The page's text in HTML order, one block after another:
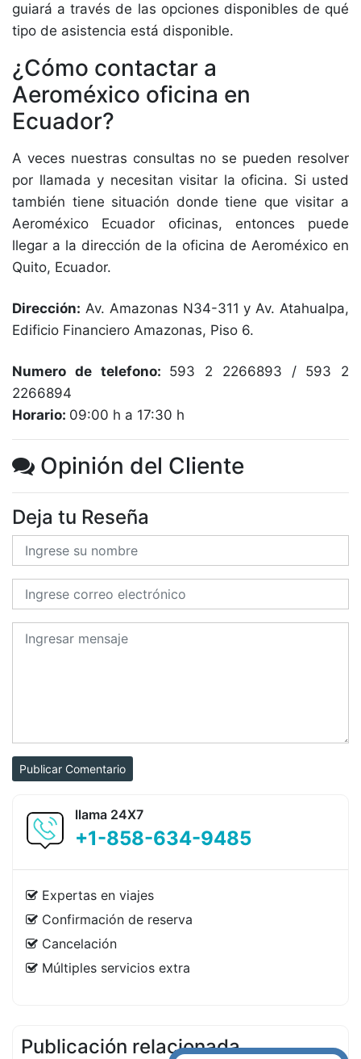
guiará a través de las opciones disponibles de qué
tipo de asistencia está disponible.
¿Cómo contactar a
Aeroméxico oficina en
Ecuador?
A veces nuestras consultas no se pueden resolver
por llamada y necesitan visitar la oficina. Si usted
también tiene situación donde tiene que visitar a
Aeroméxico Ecuador oficinas, entonces puede
llegar a la dirección de la oficina de Aeroméxico en
Quito, Ecuador.
Dirección: Av. Amazonas N34-311 y Av. Atahualpa,
Edificio Financiero Amazonas, Piso 6.
Numero de telefono: 593 2 2266893 / 593 2
2266894
Horario: 09:00 h a 17:30 h
Opinión del Cliente
Deja tu Reseña
Publicar Comentario
llama 24X7
+1-858-634-9485
Expertas en viajes
Confirmación de reserva
Cancelación
Múltiples servicios extra
Publicación relacionada